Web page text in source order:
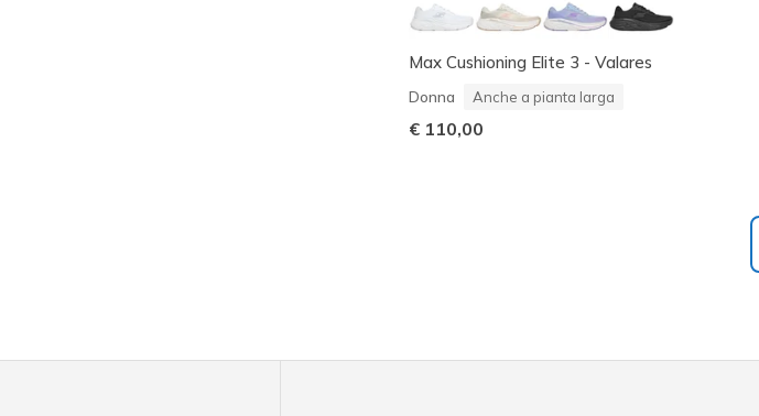
Max Cushioning Elite 3 - Valares
Donna Anche a pianta larga
€ 110,00